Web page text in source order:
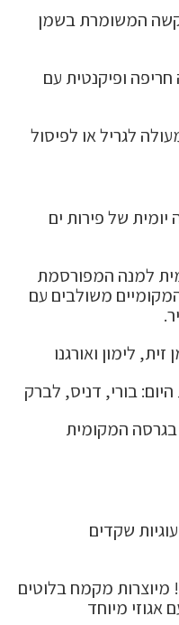
קשה המשומרת בשמן
חריפה ופיקנטית עם
לגריל או לפיסול
של פירות ים
למנה המפורסמת
משולבים עם
לימון ואורגנו
בורי, דניס, לברק
בגרסה המקומית
שקדים
מיוצרות מקמח בלוטים
אגוזי מיוחד